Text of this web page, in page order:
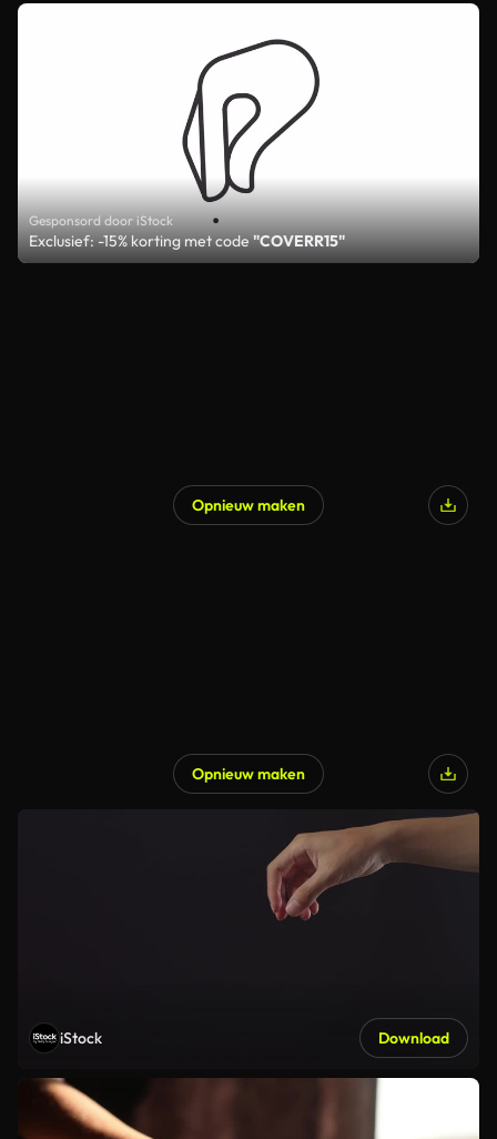
Gesponsord door iStock
Exclusief: -15% korting met code"COVERR15"
Opnieuw maken
Opnieuw maken
iStock Download